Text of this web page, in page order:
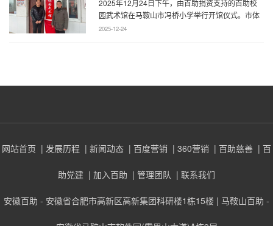
2025年12月24日下午，由百助捐资支持的百助校
园武术馆在马鞍山市冯桥小学举行开馆仪式。市体
育局王鹏处长、花山区教育局华俊局长、 ...
2025-12-24
网站首页 | 发展历程 | 新闻动态 | 百度营销 | 360营销 | 百助慈善 | 百
助党建 | 加入百助 | 管理团队 | 联系我们
安徽百助 - 安徽省合肥市高新区高新集团科研楼1栋15楼 | 马鞍山百助 -